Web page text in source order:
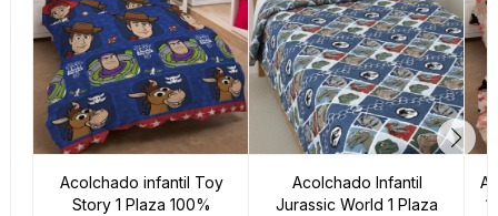
Acolchado infantil Toy
Story 1 Plaza 100%
Acolchado Infantil
Jurassic World 1 Plaza
1